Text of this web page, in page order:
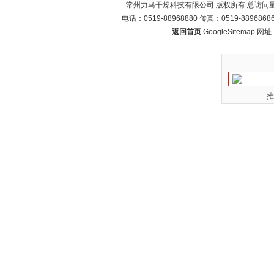
常州力马干燥科技有限公司 版权所有 总访问
电话：0519-88968880 传真：0519-
返回首页 GoogleSitemap 网